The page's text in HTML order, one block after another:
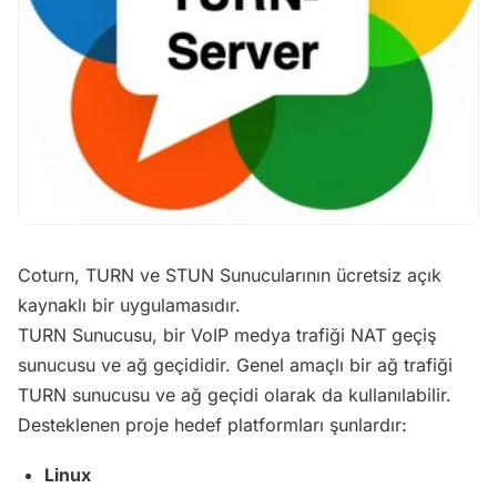
Coturn, TURN ve STUN Sunucularının ücretsiz açık
kaynaklı bir uygulamasıdır.
TURN Sunucusu, bir VoIP medya trafiği NAT geçiş
sunucusu ve ağ geçididir. Genel amaçlı bir ağ trafiği
TURN sunucusu ve ağ geçidi olarak da kullanılabilir.
Desteklenen proje hedef platformları şunlardır:
Linux